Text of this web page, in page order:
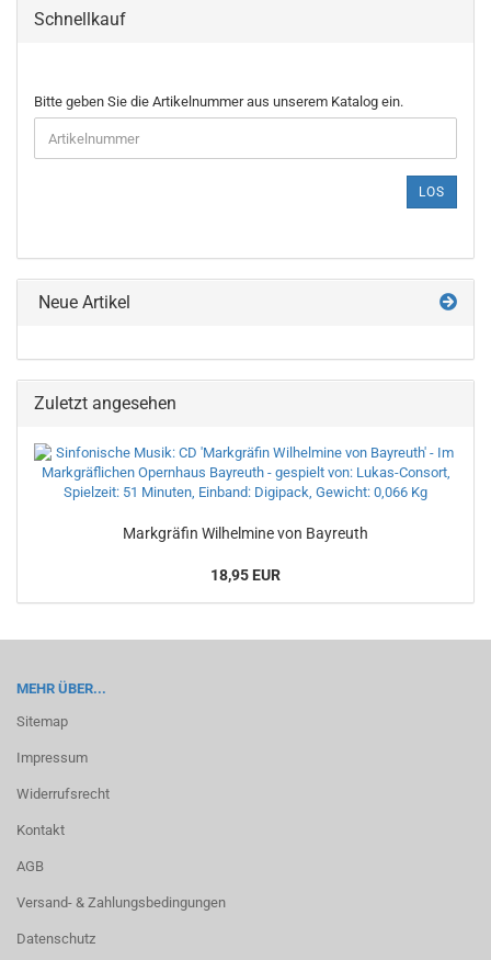
Schnellkauf
BITTE
GEBEN
SIE
DIE
EIN.
Bitte geben Sie die Artikelnummer aus unserem Katalog ein.
LOS
Neue Artikel
Zuletzt angesehen
Mark­grä­fin Wil­hel­mi­ne von Bay­reuth
18,95 EUR
MEHR ÜBER...
Sitemap
Impressum
Widerrufsrecht
Kontakt
AGB
Versand- & Zahlungsbedingungen
Datenschutz